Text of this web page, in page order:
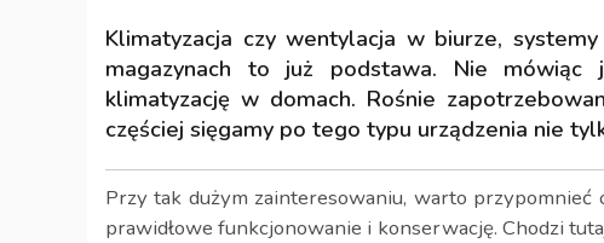
Klimatyzacja czy wentylacja w biurze,
magazynach to już podstawa. Nie mówiąc
klimatyzację w domach. Rośnie
częściej sięgamy po tego typu urządzenia nie
Przy tak dużym zainteresowaniu, warto przypomnieć
prawidłowe funkcjonowanie i konserwację. Chodzi